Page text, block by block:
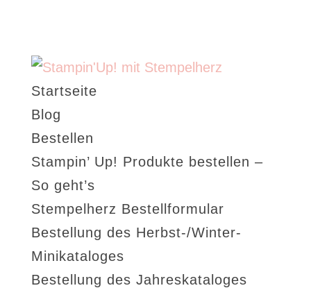
Startseite
Blog
Bestellen
Stampin’ Up! Produkte bestellen –
So geht’s
Stempelherz Bestellformular
Bestellung des Herbst-/Winter-
Minikataloges
Bestellung des Jahreskataloges